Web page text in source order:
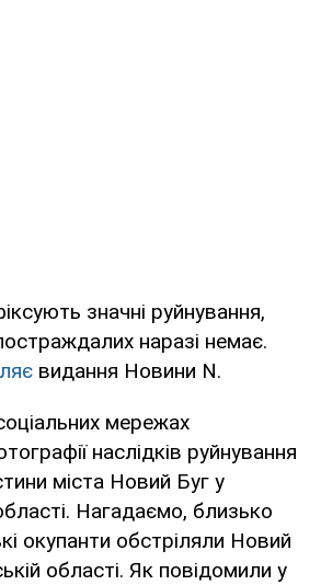
значні руйнування,
наразі немає.
видання Новини N.
мережах
наслідків руйнування
міста Новий Буг у
Нагадаємо, близько
окупанти обстріляли Новий
області. Як повідомили у